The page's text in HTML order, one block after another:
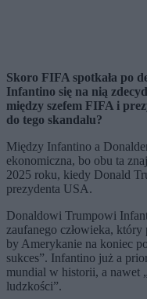
Skoro FIFA spotkała po
Infantino się na nią
między szefem FIFA i
do tego skandalu?
Między Infantino a
ekonomiczna, bo obu ta
2025 roku, kiedy Donald
prezydenta USA.
Donaldowi Trumpowi
zaufanego człowieka,
by Amerykanie na koniec
sukces”. Infantino już a
mundial w historii, a nawet
ludzkości”.